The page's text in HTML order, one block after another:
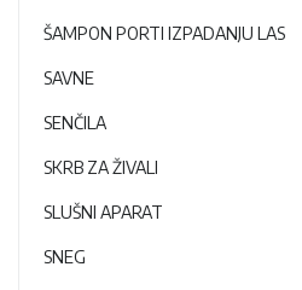
ŠAMPON PORTI IZPADANJU LAS
SAVNE
SENČILA
SKRB ZA ŽIVALI
SLUŠNI APARAT
SNEG